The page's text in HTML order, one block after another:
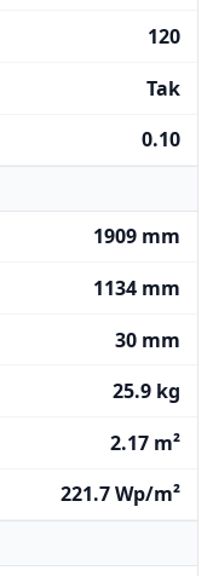
120
Tak
0.10
1909 mm
1134 mm
30 mm
25.9 kg
2.17 m²
221.7 Wp/m²